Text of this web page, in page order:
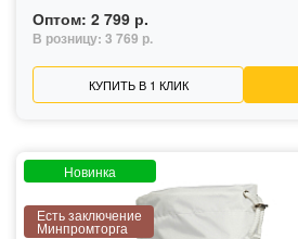
Оптом: 2 799 р.
В розницу: 3 769 р.
КУПИТЬ В 1 КЛИК
Новинка
Есть заключение
Минпромторга